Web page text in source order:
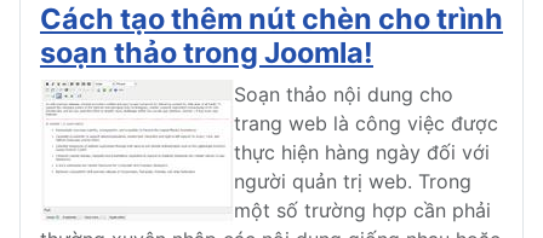
Cách tạo thêm nút chèn cho trình
soạn thảo trong Joomla!
Soạn thảo nội dung cho
trang web là công việc được
thực hiện hàng ngày đối với
người quản trị web. Trong
một số trường hợp cần phải